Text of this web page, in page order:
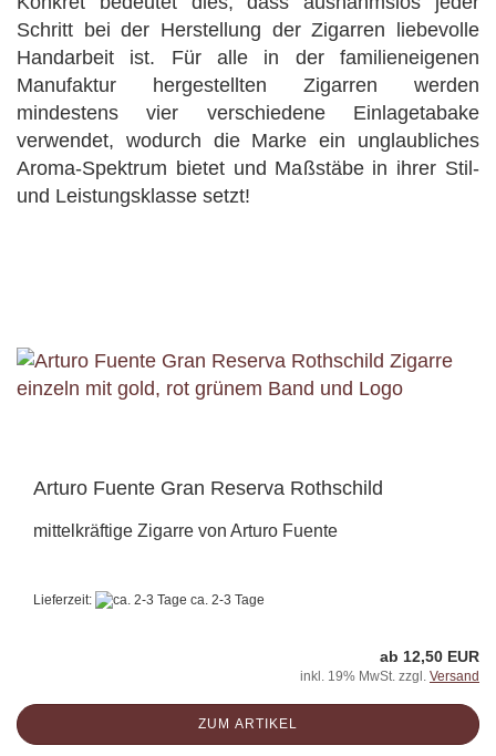
Schritt bei der Herstellung der Zigarren liebevolle
Handarbeit ist. Für alle in der familieneigenen
Manufaktur hergestellten Zigarren werden
mindestens vier verschiedene Einlagetabake
verwendet, wodurch die Marke ein unglaubliches
Aroma-Spektrum bietet und Maßstäbe in ihrer Stil-
und Leistungsklasse setzt!
Arturo Fuente Gran Reserva Rothschild
mittelkräftige Zigarre von Arturo Fuente
Lieferzeit: ca. 2-3 Tage
ab 12,50 EUR
inkl. 19% MwSt. zzgl. Versand
ZUM ARTIKEL